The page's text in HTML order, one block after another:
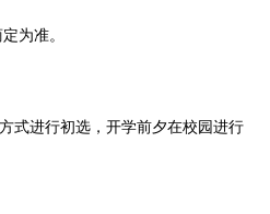
为准。
式进行初选，开学前夕在校园进行